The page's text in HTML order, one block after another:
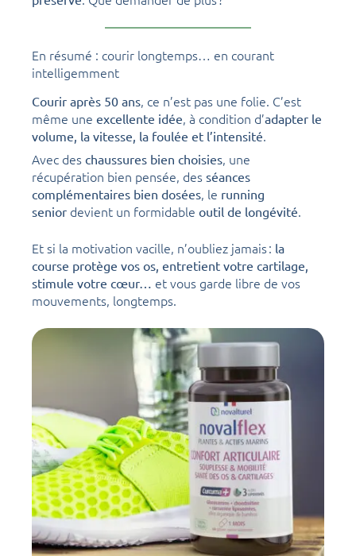
En résumé : courir longtemps… en courant
intelligemment
Courir après 50 ans, ce n’est pas une folie. C’est
même une excellente idée, à condition d’adapter le
volume, la vitesse, la foulée et l’intensité.
Avec des chaussures bien choisies, une
récupération bien pensée, des séances
complémentaires bien dosées, le running
senior devient un formidable outil de longévité.
Et si la motivation vacille, n’oubliez jamais : la
course protège vos os, entretient votre cartilage,
stimule votre cœur… et vous garde libre de vos
mouvements, longtemps.